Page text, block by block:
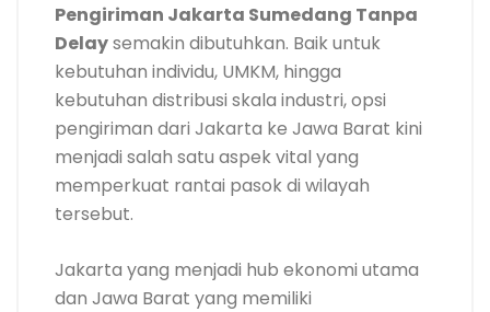
Pengiriman Jakarta Sumedang Tanpa
Delaysemakin dibutuhkan. Baik untuk
kebutuhan individu, UMKM, hingga
kebutuhan distribusi skala industri, opsi
pengiriman dari Jakarta ke Jawa Barat kini
menjadi salah satu aspek vital yang
memperkuat rantai pasok di wilayah
tersebut.
Jakarta yang menjadi hub ekonomi utama
dan Jawa Barat yang memiliki